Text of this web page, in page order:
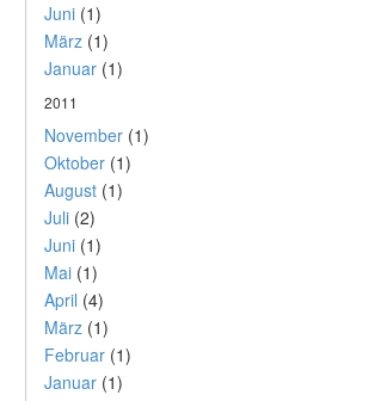
Juni (1)
März (1)
Januar (1)
2011
November (1)
Oktober (1)
August (1)
Juli (2)
Juni (1)
Mai (1)
April (4)
März (1)
Februar (1)
Januar (1)